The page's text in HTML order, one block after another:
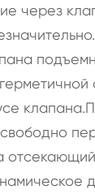
через
отсекающий